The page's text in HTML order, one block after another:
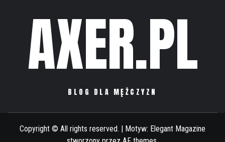
AXER.PL
BLOG DLA MĘŻCZYZN
Copyright © All rights reserved. | Motyw: Elegant Magazine